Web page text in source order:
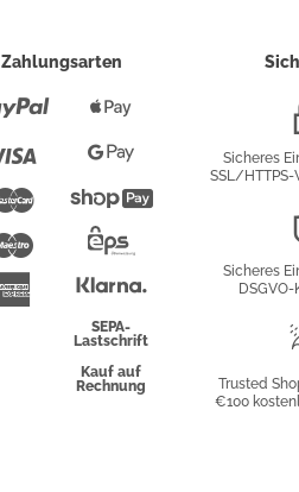
Zahlungsarten
Paypal
Mastercard
Maestro
American
Express
Pay
PayShopify
Überweisung
SEPA-
Lastschrift
Kauf auf
Rechnung
Sicheres
SSL/HTTPS-
Sicheres
Trusted
€100